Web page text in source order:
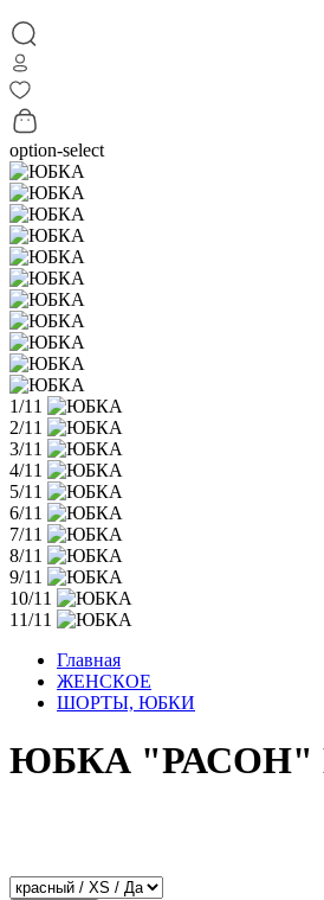
option-select
1/11
2/11
3/11
4/11
5/11
6/11
7/11
8/11
9/11
10/11
11/11
Главная
ЖЕНСКОЕ
ШОРТЫ, ЮБКИ
ЮБКА "РАСОН"